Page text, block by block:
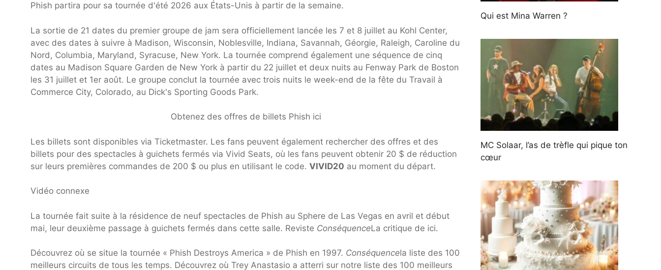
Phish partira pour sa tournée d'été 2026 aux États-Unis à partir de la semaine.
La sortie de 21 dates du premier groupe de jam sera officiellement lancée les 7 et 8 juillet au Kohl Center,
avec des dates à suivre à Madison, Wisconsin, Noblesville, Indiana, Savannah, Géorgie, Raleigh, Caroline du
Nord, Columbia, Maryland, Syracuse, New York. La tournée comprend également une séquence de cinq
dates au Madison Square Garden de New York à partir du 22 juillet et deux nuits au Fenway Park de Boston
les 31 juillet et 1er août. Le groupe conclut la tournée avec trois nuits le week-end de la fête du Travail à
Commerce City, Colorado, au Dick's Sporting Goods Park.
Obtenez des offres de billets Phish ici
Les billets sont disponibles via Ticketmaster. Les fans peuvent également rechercher des offres et des
billets pour des spectacles à guichets fermés via Vivid Seats, où les fans peuvent obtenir 20 $ de réduction
sur leurs premières commandes de 200 $ ou plus en utilisant le code. VIVID20 au moment du départ.
Vidéo connexe
La tournée fait suite à la résidence de neuf spectacles de Phish au Sphere de Las Vegas en avril et début
mai, leur deuxième passage à guichets fermés dans cette salle. Reviste ConséquenceLa critique de ici.
Découvrez où se situe la tournée « Phish Destroys America » de Phish en 1997. Conséquencela liste des 100
meilleurs circuits de tous les temps. Découvrez où Trey Anastasio a atterri sur notre liste des 100 meilleurs
Qui est Mina Warren ?
MC Solaar, l’as de trèfle qui pique ton
cœur